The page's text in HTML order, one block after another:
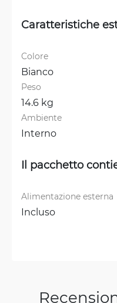
Caratteristiche
Colore
Bianco
Peso
14.6 kg
Ambiente
Interno
Il pacchetto
Alimentazione esterna
Incluso